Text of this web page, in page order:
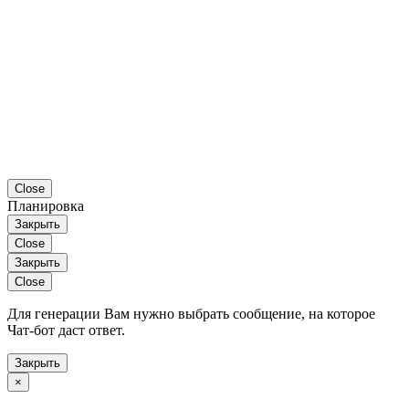
Close
Планировка
Закрыть
Close
Закрыть
Close
Для генерации Вам нужно выбрать сообщение, на которое
Чат-бот даст ответ.
Закрыть
×